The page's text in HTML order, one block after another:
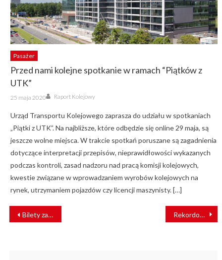
Pasażer
Przed nami kolejne spotkanie w ramach “Piątków z
UTK”
Posted
on
25 maja 2020 Author
Raport Kolejowy
Urząd Transportu Kolejowego zaprasza do udziału w spotkaniach
„Piątki z UTK”. Na najbliższe, które odbędzie się online 29 maja, są
jeszcze wolne miejsca. W trakcie spotkań poruszane są zagadnienia
dotyczące interpretacji przepisów, nieprawidłowości wykazanych
podczas kontroli, zasad nadzoru nad pracą komisji kolejowych,
kwestie związane w wprowadzaniem wyrobów kolejowych na
rynek, utrzymaniem pojazdów czy licencji maszynisty. […]
NAWIGACJA
WPISU
Bilety za 9 euro – tańsza podróż i chaos na dworcach Rekordowa frekwencja na pokładzie PKP Intercity